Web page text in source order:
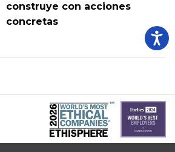
construye con acciones
concretas